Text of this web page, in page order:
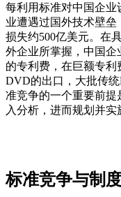
每利用标准对中国企业
业遭遇过国外技术壁
损失约500亿美元。在
外企业所掌握，中国企
的专利费，在巨额专
DVD的出口，大批传
准竞争的一个重要前
入分析，进而规划并实
标准竞争与制